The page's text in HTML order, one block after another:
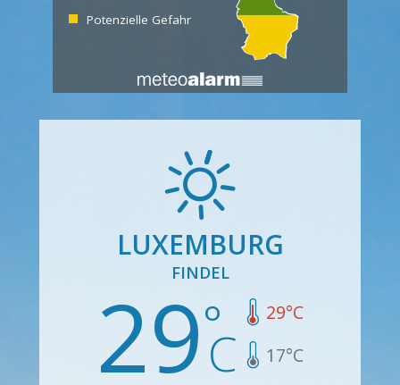
Potenzielle Gefahr
LUXEMBURG
FINDEL
29 29°C
17°C